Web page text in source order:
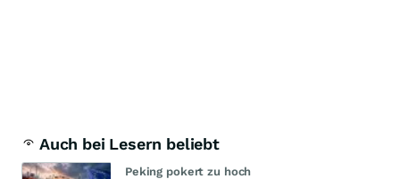
Auch bei Lesern beliebt
Peking pokert zu hoch